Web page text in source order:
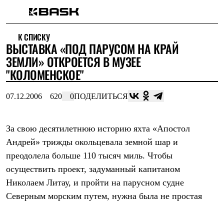
Интернет-магазин
Мужская одежда
Утепленная пухом
Куртки
Брюки
Комбинезоны
Штормовая одежда
Куртки
Софтшелл одежда
Куртки
Брюки
Флисовая одежда
Куртки
К СПИСКУ
ВЫСТАВКА «ПОД ПАРУСОМ НА КРАЙ
ЗЕМЛИ» ОТКРОЕТСЯ В МУЗЕЕ
"КОЛОМЕНСКОЕ"
07.12.2006 620 0ПОДЕЛИТЬСЯ
За свою десятилетнюю историю яхта «Апостол
Андрей» трижды окольцевала земной шар и
преодолела больше 110 тысяч миль. Чтобы
осуществить проект, задуманный капитаном
Николаем Литау, и пройти на парусном судне
Северным морским путем, нужна была не простая